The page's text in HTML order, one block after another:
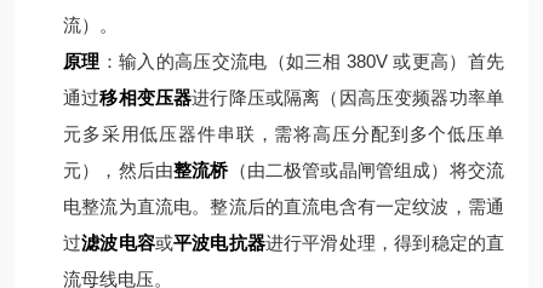
流）。
原理 ： 输入的高压交流电（如三相 380V 或更高）首先
通过移相变压器进行降压或隔离（因高压变频器功率单
元多采用低压器件串联，需将高压分配到多个低压单
元），然后由整流桥（由二极管或晶闸管组成）将交流
电整流为直流电。整流后的直流电含有一定纹波，需通
过滤波电容或平波电抗器进行平滑处理，得到稳定的直
流母线电压。